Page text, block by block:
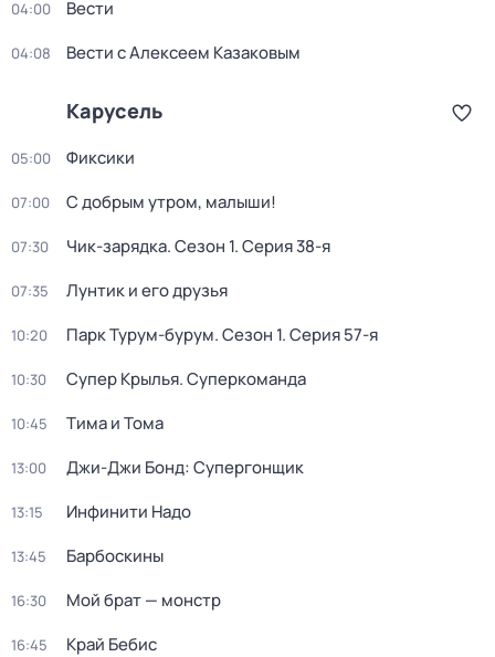
04:00 Вести
04:08 Вести с Алексеем Казаковым
Карусель
05:00 Фиксики
07:00 С добрым утром, малыши!
07:30 Чик-зарядка. Сезон 1. Серия 38-я
07:35 Лунтик и его друзья
10:20 Парк Турум-бурум. Сезон 1. Серия 57-я
10:30 Супер Крылья. Суперкоманда
10:45 Тима и Тома
13:00 Джи-Джи Бонд: Супергонщик
13:15 Инфинити Надо
13:45 Барбоскины
16:30 Мой брат — монстр
16:45 Край Бебис